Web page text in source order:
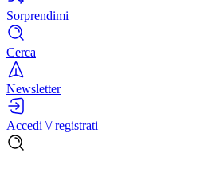
Sorprendimi
Cerca
Newsletter
Accedi \/ registrati